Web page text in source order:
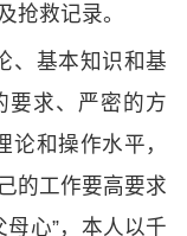
抢救记录。
、基本知识和基
要求、严密的方
和操作水平，
的工作要高要求
心”，本人以千